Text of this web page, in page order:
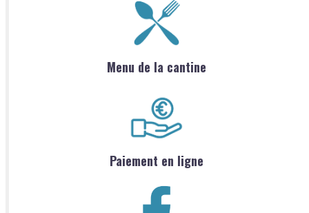
Menu de la cantine
Paiement en ligne